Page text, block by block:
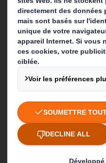
Suivez-nous